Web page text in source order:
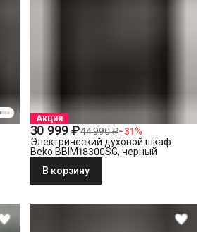
Акция
30 999 ₽44 990 ₽−31%
Электрический духовой шкаф
Beko BBIM18300SG, черный
В корзину